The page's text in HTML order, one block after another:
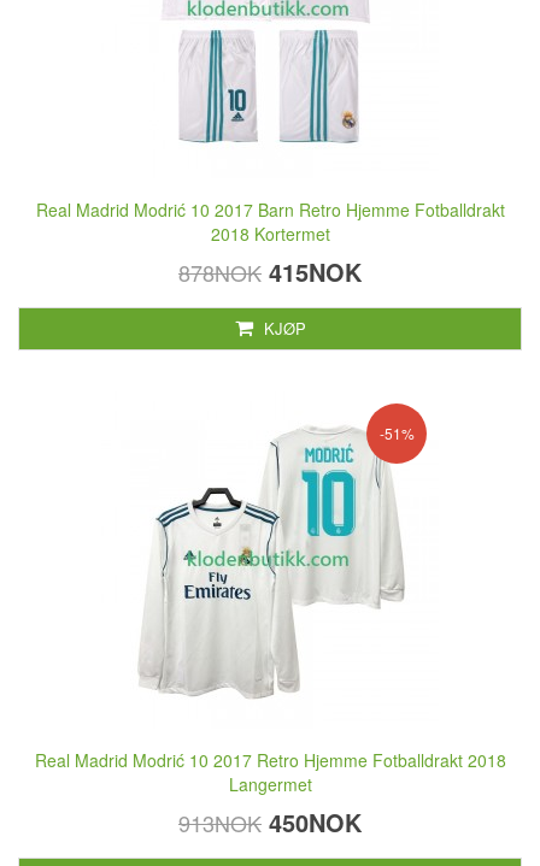
Real Madrid Modrić 10 2017 Barn Retro Hjemme Fotballdrakt
2018 Kortermet
878NOK 415NOK
KJØP
-51%
Real Madrid Modrić 10 2017 Retro Hjemme Fotballdrakt 2018
Langermet
913NOK 450NOK